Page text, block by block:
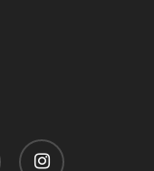
instagram